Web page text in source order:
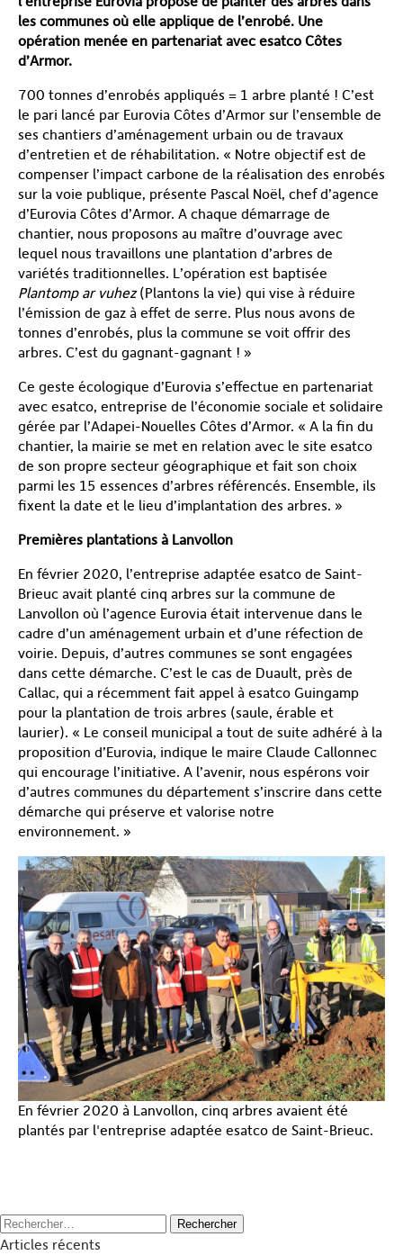
les communes où elle applique de l’enrobé. Une
opération menée en partenariat avec esatco Côtes
d’Armor.
700 tonnes d’enrobés appliqués = 1 arbre planté ! C’est
le pari lancé par Eurovia Côtes d’Armor sur l’ensemble de
ses chantiers d’aménagement urbain ou de travaux
d’entretien et de réhabilitation. « Notre objectif est de
compenser l’impact carbone de la réalisation des enrobés
sur la voie publique, présente Pascal Noël, chef d’agence
d’Eurovia Côtes d’Armor. A chaque démarrage de
chantier, nous proposons au maître d’ouvrage avec
lequel nous travaillons une plantation d’arbres de
variétés traditionnelles. L’opération est baptisée
Plantomp ar vuhez(Plantons la vie) qui vise à réduire
l’émission de gaz à effet de serre. Plus nous avons de
tonnes d’enrobés, plus la commune se voit offrir des
arbres. C’est du gagnant-gagnant ! »
Ce geste écologique d’Eurovia s’effectue en partenariat
avec esatco, entreprise de l’économie sociale et solidaire
gérée par l’Adapei-Nouelles Côtes d’Armor. « A la fin du
chantier, la mairie se met en relation avec le site esatco
de son propre secteur géographique et fait son choix
parmi les 15 essences d’arbres référencés. Ensemble, ils
fixent la date et le lieu d’implantation des arbres. »
Premières plantations à Lanvollon
En février 2020, l’entreprise adaptée esatco de Saint-
Brieuc avait planté cinq arbres sur la commune de
Lanvollon où l’agence Eurovia était intervenue dans le
cadre d’un aménagement urbain et d’une réfection de
voirie. Depuis, d’autres communes se sont engagées
dans cette démarche. C’est le cas de Duault, près de
Callac, qui a récemment fait appel à esatco Guingamp
pour la plantation de trois arbres (saule, érable et
laurier). « Le conseil municipal a tout de suite adhéré à la
proposition d’Eurovia, indique le maire Claude Callonnec
qui encourage l’initiative. A l’avenir, nous espérons voir
d’autres communes du département s’inscrire dans cette
démarche qui préserve et valorise notre
environnement. »
En février 2020 à Lanvollon, cinq arbres avaient été
plantés par l'entreprise adaptée esatco de Saint-Brieuc.
Rechercher :
Articles récents